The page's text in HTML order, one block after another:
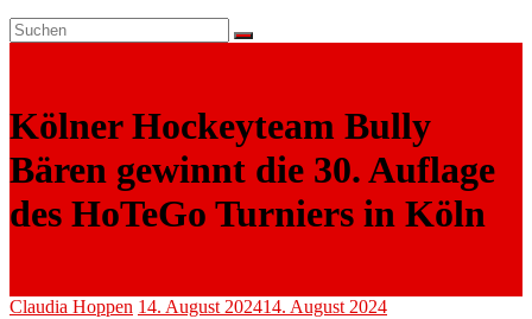
Kölner Hockeyteam Bully
Bären gewinnt die 30. Auflage
des HoTeGo Turniers in Köln
Claudia Hoppen 14. August 202414. August 2024